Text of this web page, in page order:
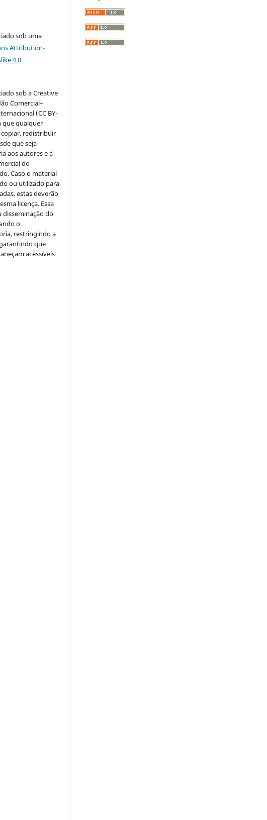
sob uma
Attribution-
4.0
sob a Creative
Comercial–
(CC BY-
que qualquer
copiar, redistribuir
que seja
aos autores e à
do
Caso o material
ou utilizado para
estas deverão
licença. Essa
disseminação do
o
restringindo a
que
acessíveis